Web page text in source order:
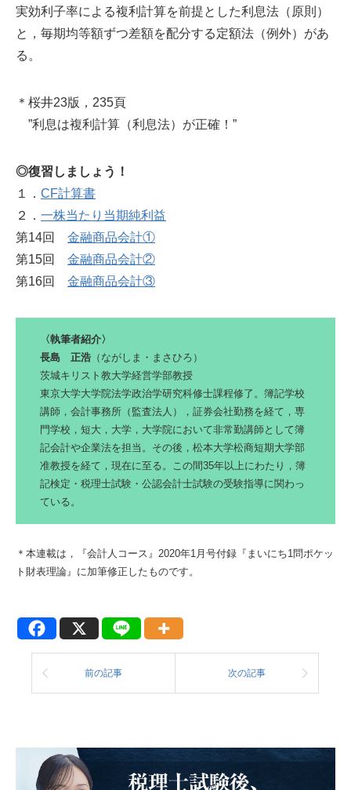
実効利子率による複利計算を前提とした利息法（原則）
と，毎期均等額ずつ差額を配分する定額法（例外）があ
る。
＊桜井23版，235頁
”利息は複利計算（利息法）が正確！”
◎復習しましょう！
１． CF計算書
２． 一株当たり当期純利益
第14回 金融商品会計①
第15回 金融商品会計②
第16回 金融商品会計③
〈執筆者紹介〉
長島 正浩（ながしま・まさひろ）
茨城キリスト教大学経営学部教授
東京大学大学院法学政治学研究科修士課程修了。簿記学校
講師，会計事務所（監査法人），証券会社勤務を経て，専
門学校，短大，大学，大学院において非常勤講師として簿
記会計や企業法を担当。その後，松本大学松商短期大学部
准教授を経て，現在に至る。この間35年以上にわたり，簿
記検定・税理士試験・公認会計士試験の受験指導に関わっ
ている。
＊本連載は，『会計人コース』2020年1月号付録『まいにち1問ポケッ
ト財表理論』に加筆修正したものです。
前の記事 次の記事